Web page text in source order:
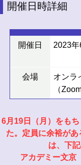
開催日時詳細
開催日 2023年
会場
オンラ
（
6月19日（月）をも
た。定員に余裕があ
は、下
アカデミー文